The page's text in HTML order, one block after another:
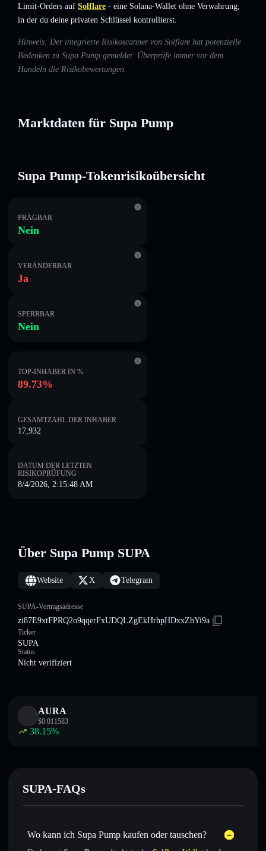
Limit-Orders auf Solflare - eine Solana-Wallet ohne Verwahrung,
in der du deine privaten Schlüssel kontrollierst.
Hinweis: Der integrierte Risikoscanner von Solflare hat potenzielle
Bedenken zu Supa Pump gemeldet. Überprüfe immer vor dem
Handeln die Risikobewertungen.
Marktdaten für Supa Pump
Supa Pump-Tokenrisikoübersicht
PRÄGBAR
Nein
VERÄNDERBAR
Ja
SPERRBAR
Nein
TOP-INHABER IN %
89.73%
GESAMTZAHL DER INHABER
17,932
DATUM DER LETZTEN
RISIKOPRÜFUNG
8/4/2026, 2:15:48 AM
Über Supa Pump SUPA
Website X Telegram
SUPA-Vertragsadresse
zi87E9xtFPRQ2o9qqerFxUDQLZgEkHrhpHDxxZhYi9a
Ticker
SUPA
Status
Nicht verifiziert
AURA
$0.011583
38.15%
SUPA-FAQs
Wo kann ich Supa Pump kaufen oder tauschen?